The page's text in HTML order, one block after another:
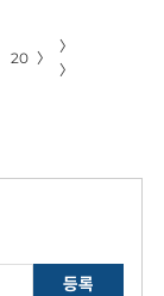
20 〉
〉
〉
등록